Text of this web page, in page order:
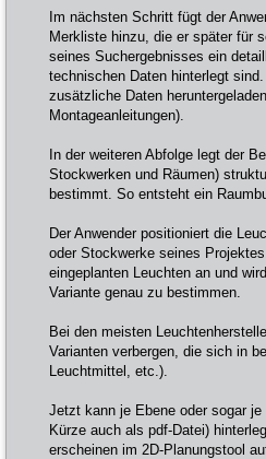
Im nächsten Schritt fügt der
Merkliste hinzu, die er später für
seines Suchergebnisses ein
technischen Daten hinterlegt
zusätzliche Daten
Montageanleitungen).
In der weiteren Abfolge legt der
Stockwerken und Räumen)
bestimmt. So entsteht ein
Der Anwender positioniert die
oder Stockwerke seines
eingeplanten Leuchten an und
Variante genau zu bestimmen.
Bei den meisten
Varianten verbergen, die sich in
Leuchtmittel, etc.).
Jetzt kann je Ebene oder sogar
Kürze auch als pdf-Datei)
erscheinen im 2D-Planungstool